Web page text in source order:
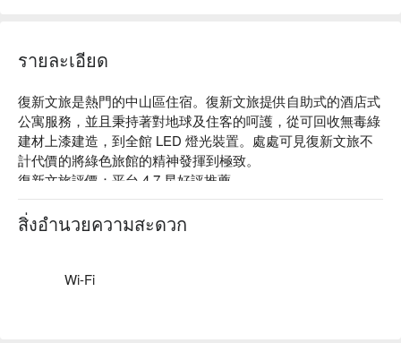
รายละเอียด
復新文旅是熱門的中山區住宿。復新文旅提供自助式的酒店式
公寓服務，並且秉持著對地球及住客的呵護，從可回收無毒綠
建材上漆建造，到全館 LED 燈光裝置。處處可見復新文旅不
計代價的將綠色旅館的精神發揮到極致。
復新文旅評價：平台 4.7 星好評推薦
復新文旅推薦：距離捷運中山國中站約 3 分鐘步行時間，鄰近
松山機場。旅店提供優良品牌的硬體設備和寢具用品以及免費
สิ่งอำนวยความสะดวก
Wi-Fi